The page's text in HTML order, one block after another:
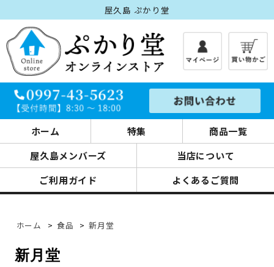
屋久島 ぷかり堂
ホーム 特集
商品一覧
屋久島メンバーズ
当店について
ご利用ガイド
よくあるご質問
ホーム > 食品 > 新月堂
新月堂